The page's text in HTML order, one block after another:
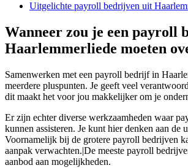
Uitgelichte payroll bedrijven uit
Wanneer zou je een payroll
Haarlemmerliede moeten
Samenwerken met een payroll bedrijf in
meerdere pluspunten. Je geeft veel
dit maakt het voor jou makkelijker om je
Er zijn echter diverse werkzaamheden waar
kunnen assisteren. Je kunt hier denken aan de
Voornamelijk bij de grotere payroll bedrijven
aanpak verwachten.|De meeste payroll
aanbod aan mogelijkheden.